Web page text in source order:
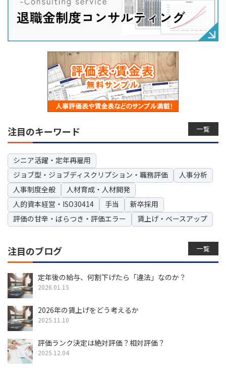
一覧
注目のキーワード
シニア活躍・定年再雇用
ジョブ型・ジョブディスクリプション・職務評価
人事分析
人事制度全般
人材育成・人材開発
人的資本経営・ISO30414
手当
新卒採用
評価の甘辛・ばらつき・評価エラー
賃上げ・ベースアップ
一覧
注目のブログ
定年後の給与、何割下げたら「違法」なのか？
2026.01.15
2026年の賃上げをどう考えるか
2025.11.10
評価ランク決定は絶対評価？相対評価？
2025.12.04